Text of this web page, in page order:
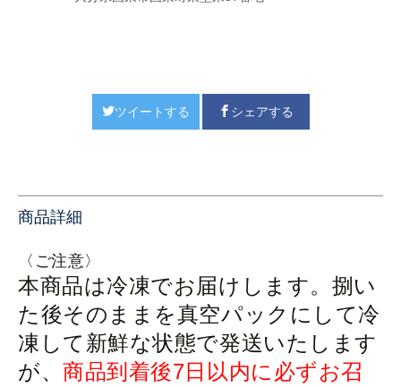
ツイートする シェアする
商品詳細
〈ご注意〉
本商品は冷凍でお届けします。捌い
た後そのままを真空パックにして冷
凍して新鮮な状態で発送いたします
が、商品到着後7日以内に必ずお召